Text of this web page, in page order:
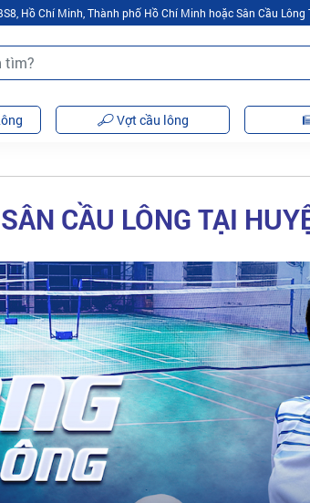
Hồ Chí Minh, Thành phố Hồ Chí Minh hoặc Sân Cầu
Vợt cầu lông
SÂN CẦU LÔNG TẠI